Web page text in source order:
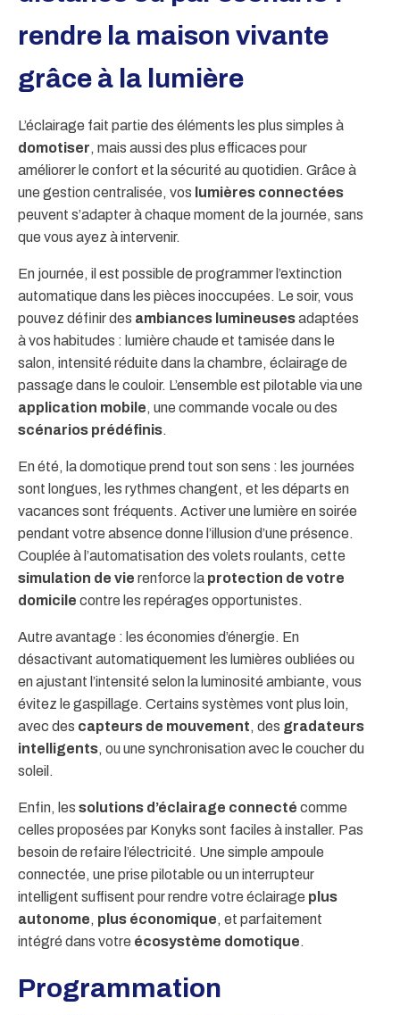
rendre la maison vivante
grâce à la lumière
L’éclairage fait partie des éléments les plus simples à
domotiser, mais aussi des plus efficaces pour
améliorer le confort et la sécurité au quotidien. Grâce à
une gestion centralisée, vos lumières connectées
peuvent s’adapter à chaque moment de la journée, sans
que vous ayez à intervenir.
En journée, il est possible de programmer l’extinction
automatique dans les pièces inoccupées. Le soir, vous
pouvez définir des ambiances lumineusesadaptées
à vos habitudes : lumière chaude et tamisée dans le
salon, intensité réduite dans la chambre, éclairage de
passage dans le couloir. L’ensemble est pilotable via une
application mobile, une commande vocale ou des
scénarios prédéfinis.
En été, la domotique prend tout son sens : les journées
sont longues, les rythmes changent, et les départs en
vacances sont fréquents. Activer une lumière en soirée
pendant votre absence donne l’illusion d’une présence.
Couplée à l’automatisation des volets roulants, cette
simulation de vie renforce la protection de votre
domicile contre les repérages opportunistes.
Autre avantage : les économies d’énergie. En
désactivant automatiquement les lumières oubliées ou
en ajustant l’intensité selon la luminosité ambiante, vous
évitez le gaspillage. Certains systèmes vont plus loin,
avec des capteurs de mouvement, des gradateurs
intelligents, ou une synchronisation avec le coucher du
soleil.
Enfin, les solutions d’éclairage connecté comme
celles proposées par Konyks sont faciles à installer. Pas
besoin de refaire l’électricité. Une simple ampoule
connectée, une prise pilotable ou un interrupteur
intelligent suffisent pour rendre votre éclairage plus
autonome, plus économique, et parfaitement
intégré dans votre écosystème domotique.
Programmation